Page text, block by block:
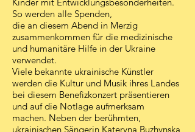
So werden alle Spenden,
die an diesem Abend in Merzig
zusammenkommen für die medizinische
und humanitäre Hilfe in der Ukraine
verwendet.
Viele bekannte ukrainische Künstler
werden die Kultur und Musik ihres Landes
bei diesem Benefizkonzert präsentieren
und auf die Notlage aufmerksam
machen. Neben der berühmten,
ukrainischen Sängerin Kateryna Buzhynska